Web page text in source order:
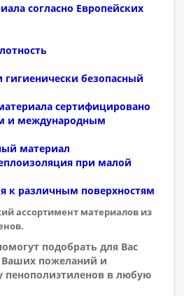
согласно Европейских
гигиенически безопасный
сертифицировано
и международным
материал
при малой
к различным поверхностям
ассортимент материалов из
подобрать для Вас
Ваших пожеланий и
пенополиэтиленов в любую